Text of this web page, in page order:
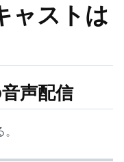
ャストは
声配信